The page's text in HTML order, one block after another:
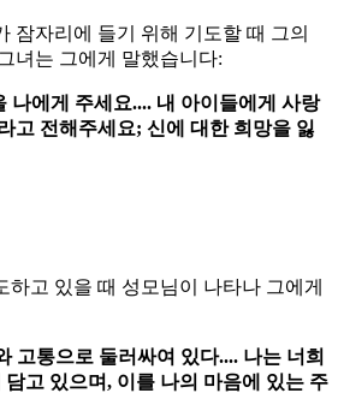
잠자리에 들기 위해 기도할 때 그의
녀는 그에게 말했습니다:
나에게 주세요.... 내 아이들에게 사랑
고 전해주세요; 신에 대한 희망을 잃
하고 있을 때 성모님이 나타나 그에게
고통으로 둘러싸여 있다.... 나는 너희
고 있으며, 이를 나의 마음에 있는 주